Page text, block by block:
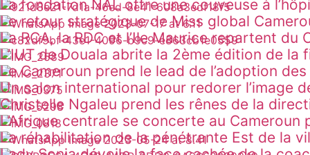
La fondation NAL offre une couveuse à
DANS LA PRESSE
Le retour stratégique de Miss global
INNOVATION
La RCA, la RDC et l’Ile Maurice repartent
INNOVATION
L’IUT de Douala abrite la 2ème édition de
ACTU
Le Cameroun prend le lead de l’adoption
ACTU
Un salon international pour redorer l’image
DANS LA PRESSE
Christelle Ngaleu prend les rênes de la
ACTU
L’Afrique centrale se concerte au
SOCIÉTÉ
La réhabilitation de la pénétrante Est de la
DANS LA PRESSE
ACTU